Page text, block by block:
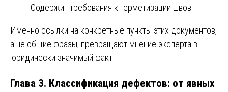
Содержит требования к герметизации швов.
Именно ссылки на конкретные пункты этих документов,
а не общие фразы, превращают мнение эксперта в
юридически значимый факт.
Глава 3. Классификация дефектов: от явных